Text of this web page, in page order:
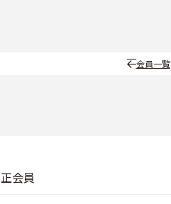
会員一覧
正会員